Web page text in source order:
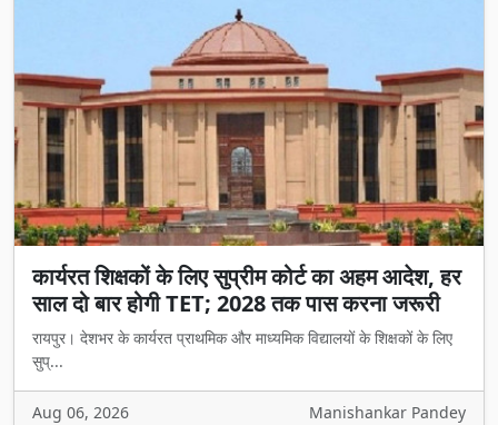
कार्यरत शिक्षकों के लिए सुप्रीम कोर्ट का अहम आदेश, हर
साल दो बार होगी TET; 2028 तक पास करना जरूरी
रायपुर। देशभर के कार्यरत प्राथमिक और माध्यमिक विद्यालयों के शिक्षकों के लिए
सुप्...
Aug 06, 2026 Manishankar Pandey